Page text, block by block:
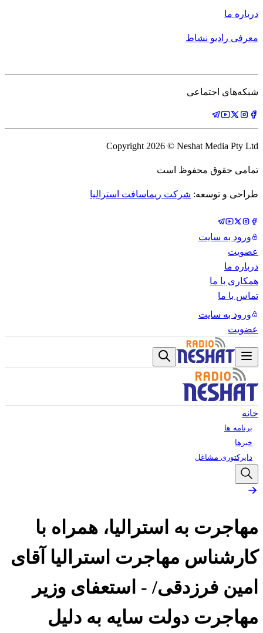
درباره ما
معرفی رادیو نشاط
شبکه‌های اجتماعی
Copyright 2026 © Neshat Media Pty Ltd
تمامی حقوق محفوظ است
طراحی و توسعه: شرکت ریماسافت استرالیا
ورود به سایت
عضویت
درباره ما
همکاری با ما
تماس با ما
ورود به سایت
عضویت
خانه
برنامه ها
خبرها
دایرکتوری مشاغل
مهاجرت به استرالیا، همراه با
کارشناس مهاجرت استرالیا آقای
امین فرزدقی/ - استعفای وزیر
مهاجرت دولت سایه به دلیل